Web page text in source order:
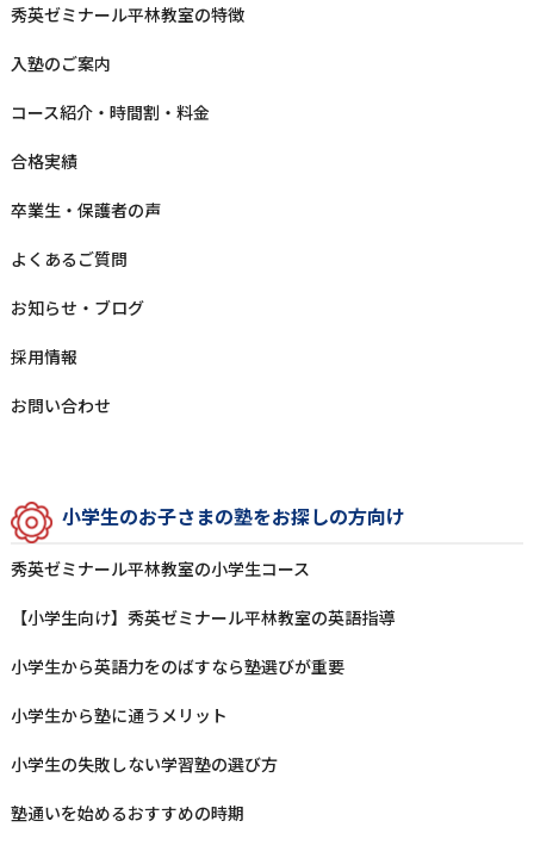
秀英ゼミナール平林教室の特徴
⼊塾のご案内
コース紹介・時間割・料⾦
合格実績
卒業⽣‧保護者の声
よくあるご質問
お知らせ‧ブログ
採⽤情報
お問い合わせ
⼩学⽣のお⼦さまの塾をお探しの⽅向け
秀英ゼミナール平林教室の⼩学⽣コース
【小学生向け】秀英ゼミナール平林教室の英語指導
⼩学⽣から英語⼒をのばすなら塾選びが重要
⼩学⽣から塾に通うメリット
⼩学⽣の失敗しない学習塾の選び⽅
塾通いを始めるおすすめの時期